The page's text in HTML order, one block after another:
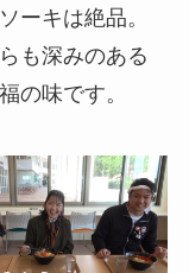
ーキは絶品。
も深みのある
の味です。